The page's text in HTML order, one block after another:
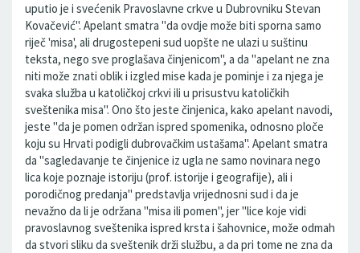
uputio je i svećenik Pravoslavne crkve u Dubrovniku Stevan
Kovačević". Apelant smatra "da ovdje može biti sporna samo
riječ 'misa', ali drugostepeni sud uopšte ne ulazi u suštinu
teksta, nego sve proglašava činjenicom", a da "apelant ne zna
niti može znati oblik i izgled mise kada je pominje i za njega je
svaka služba u katoličkoj crkvi ili u prisustvu katoličkih
sveštenika misa". Ono što jeste činjenica, kako apelant navodi,
jeste "da je pomen održan ispred spomenika, odnosno ploče
koju su Hrvati podigli dubrovačkim ustašama". Apelant smatra
da "sagledavanje te činjenice iz ugla ne samo novinara nego
lica koje poznaje istoriju (prof. istorije i geografije), ali i
porodičnog predanja" predstavlja vrijednosni sud i da je
nevažno da li je održana "misa ili pomen", jer "lice koje vidi
pravoslavnog sveštenika ispred krsta i šahovnice, može odmah
da stvori sliku da sveštenik drži službu, a da pri tome ne zna da